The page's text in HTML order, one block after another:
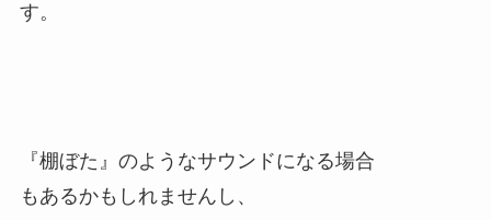
す。
『棚ぼた』のようなサウンドになる場合
もあるかもしれませんし、